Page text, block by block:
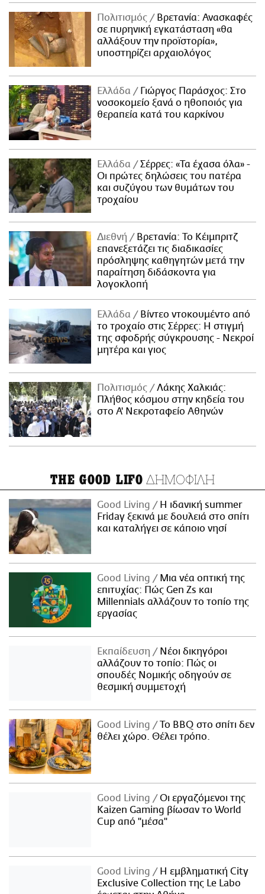
Πολιτισμός
Βρετανία: Ανασκαφές
σε πυρηνική εγκατάσταση «θα
αλλάξουν την προϊστορία»,
υποστηρίζει αρχαιολόγος
Ελλάδα
Γιώργος Παράσχος: Στο
νοσοκομείο ξανά ο ηθοποιός για
θεραπεία κατά του καρκίνου
Ελλάδα
Σέρρες: «Τα έχασα όλα» -
Οι πρώτες δηλώσεις του πατέρα
και συζύγου των θυμάτων του
τροχαίου
Διεθνή
Βρετανία: Το Κέιμπριτζ
επανεξετάζει τις διαδικασίες
πρόσληψης καθηγητών μετά την
παραίτηση διδάσκοντα για
λογοκλοπή
Ελλάδα
Βίντεο ντοκουμέντο από
το τροχαίο στις Σέρρες: Η στιγμή
της σφοδρής σύγκρουσης - Νεκροί
μητέρα και γιος
Πολιτισμός
Λάκης Χαλκιάς:
Πλήθος κόσμου στην κηδεία του
στο Α' Νεκροταφείο Αθηνών
THE GOOD LIFO ΔΗΜΟΦΙΛΗ
Good Living
Η ιδανική summer
Friday ξεκινά με δουλειά στο σπίτι
και καταλήγει σε κάποιο νησί
Good Living
Μια νέα οπτική της
επιτυχίας: Πώς Gen Zs και
Millennials αλλάζουν το τοπίο της
εργασίας
Εκπαίδευση
Νέοι δικηγόροι
αλλάζουν το τοπίο: Πώς οι
σπουδές Νομικής οδηγούν σε
θεσμική συμμετοχή
Good Living
Το BBQ στο σπίτι δεν
θέλει χώρο. Θέλει τρόπο.
Good Living
Οι εργαζόμενοι της
Kaizen Gaming βίωσαν το World
Cup από "μέσα"
Good Living
Η εμβληματική City
Exclusive Collection της Le Labo